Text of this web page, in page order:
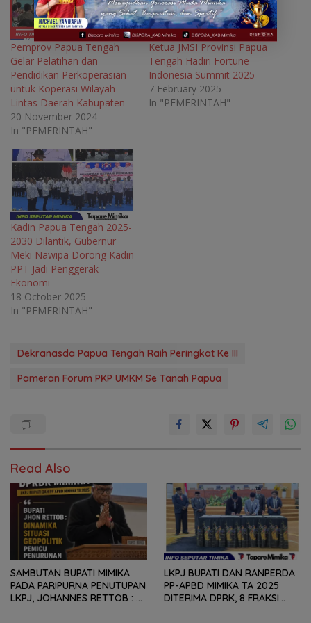
e
n
s
n
n
e
w
w
i
n
d
o
w
)
n
s
i
n
e
w
w
i
n
d
o
w
)
e
n
s
i
n
n
w
w
i
n
d
e
n
s
i
n
Pemprov Papua Tengah
Gelar Pelatihan dan
Pendidikan Perkoperasian
untuk Koperasi Wilayah
Lintas Daerah Kabupaten
20 November 2024
In "PEMERINTAH"
Ketua JMSI Provinsi Papua
Tengah Hadiri Fortune
Indonesia Summit 2025
7 February 2025
In "PEMERINTAH"
Kadin Papua Tengah 2025-
2030 Dilantik, Gubernur
Meki Nawipa Dorong Kadin
PPT Jadi Penggerak
Ekonomi
18 October 2025
In "PEMERINTAH"
Dekranasda Papua Tengah Raih Peringkat Ke III
Pameran Forum PKP UMKM Se Tanah Papua
Read Also
SAMBUTAN BUPATI MIMIKA
PADA PARIPURNA PENUTUPAN
LKPJ, JOHANNES RETTOB :
LKPJ BUPATI DAN RANPERDA
PP-APBD MIMIKA TA 2025
DITERIMA DPRK, 8 FRAKSI